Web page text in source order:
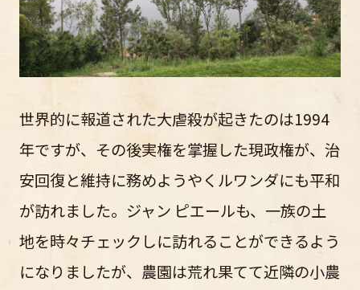
世界的に報道された大虐殺が起きたのは1994
年ですが、その後実権を掌握した現政権が、治
安回復と維持に務めようやくルワンダにも平和
が訪れました。ジャン ピエールも、一族の土
地を時々チェックしに訪れることができるよう
になりましたが、農園は荒れ果てて近隣の小農